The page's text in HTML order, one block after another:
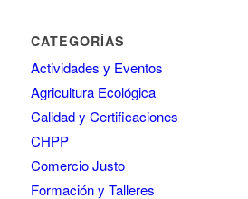
CATEGORÍAS
Actividades y Eventos
Agricultura Ecológica
Calidad y Certificaciones
CHPP
Comercio Justo
Formación y Talleres